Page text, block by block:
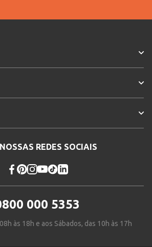
REDES SOCIAIS
000 5353
às 18h e aos Sábados, das 10h às 17h